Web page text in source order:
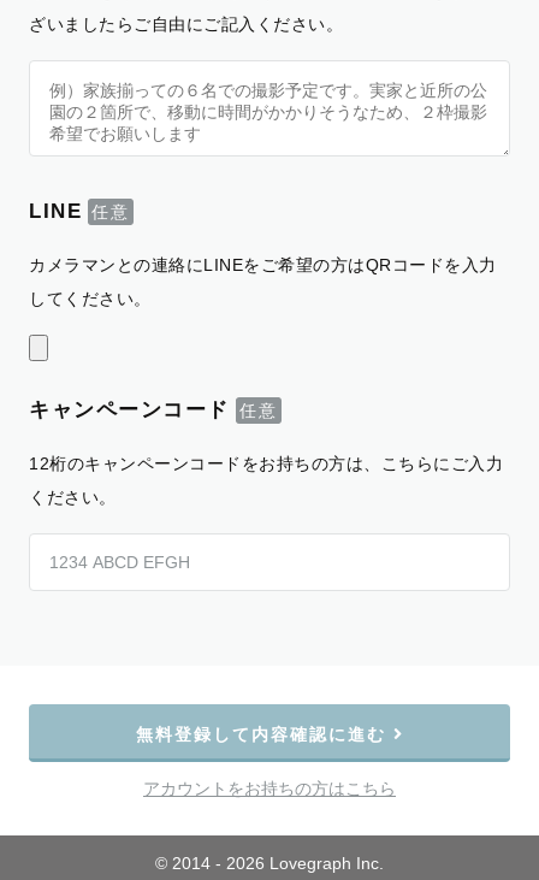
ざいましたらご自由にご記入ください。
LINE
カメラマンとの連絡にLINEをご希望の方はQRコードを入力
してください。
キャンペーンコード
12桁のキャンペーンコードをお持ちの方は、こちらにご入力
ください。
無料登録して内容確認に進む
アカウントをお持ちの方はこちら
© 2014 - 2026 Lovegraph Inc.